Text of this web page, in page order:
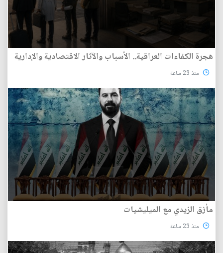
هجرة الكفاءات العراقية.. الأسباب والآثار الاقتصادية والإدارية
منذ 23 ساعة
مأزق الزيدي مع الميليشيات
منذ 23 ساعة